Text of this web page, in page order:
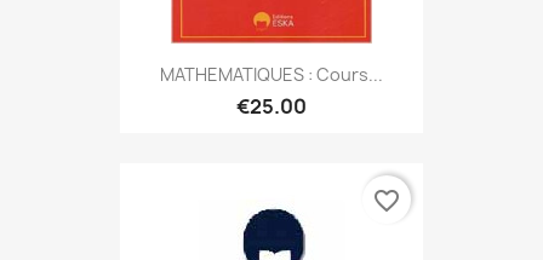
MATHEMATIQUES : Cours...
€25.00
favorite_border